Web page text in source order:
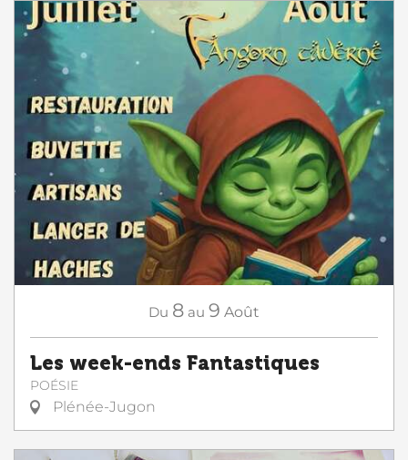
Du 8 au 9 Août
Les week-ends Fantastiques
POÉSIE
Plénée-Jugon